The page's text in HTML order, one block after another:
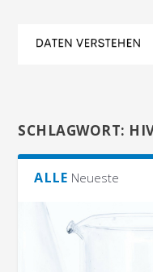
SCHLAGWORT:
ALLE Neueste